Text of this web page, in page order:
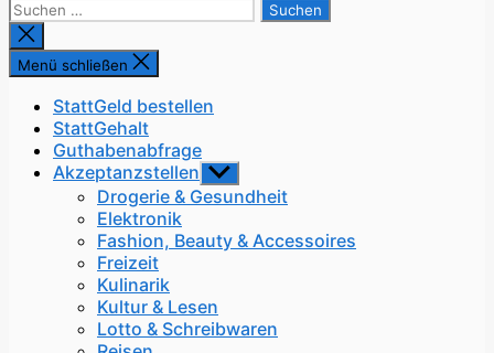
Suchen
nach:
Suche
schließen
Menü schließen
StattGeld bestellen
StattGehalt
Guthabenabfrage
Akzeptanzstellen Untermenü
anzeigen
Drogerie & Gesundheit
Elektronik
Fashion, Beauty & Accessoires
Freizeit
Kulinarik
Kultur & Lesen
Lotto & Schreibwaren